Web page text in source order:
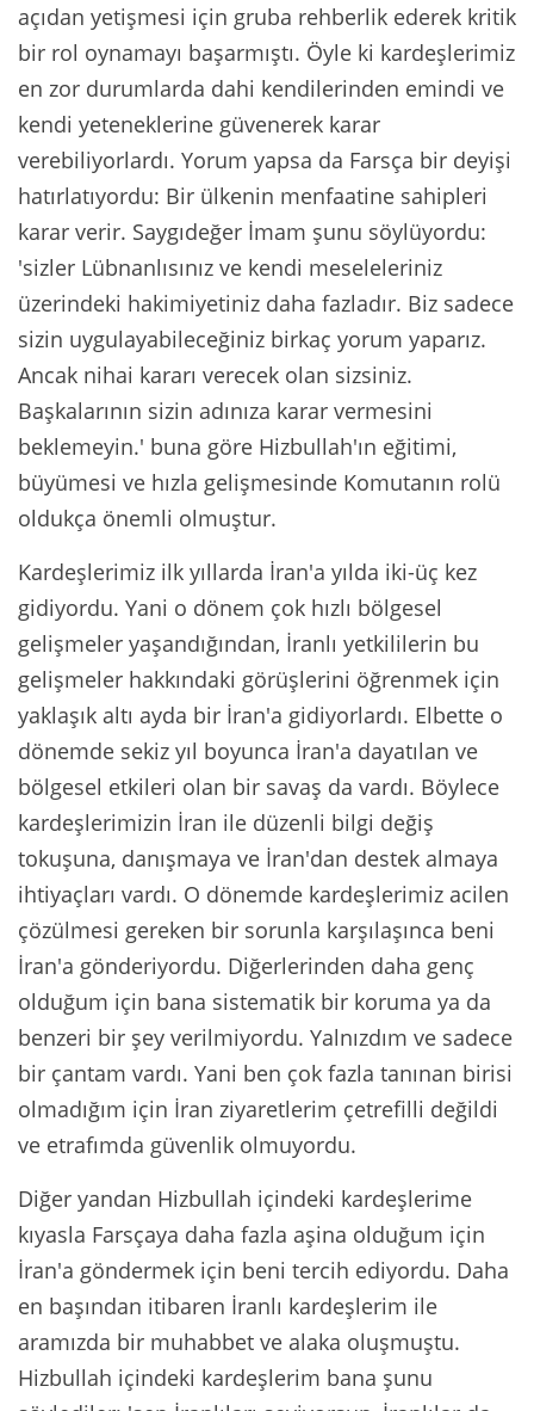
açıdan yetişmesi için gruba rehberlik ederek kritik
bir rol oynamayı başarmıştı. Öyle ki kardeşlerimiz
en zor durumlarda dahi kendilerinden emindi ve
kendi yeteneklerine güvenerek karar
verebiliyorlardı. Yorum yapsa da Farsça bir deyişi
hatırlatıyordu: Bir ülkenin menfaatine sahipleri
karar verir. Saygıdeğer İmam şunu söylüyordu:
'sizler Lübnanlısınız ve kendi meseleleriniz
üzerindeki hakimiyetiniz daha fazladır. Biz sadece
sizin uygulayabileceğiniz birkaç yorum yaparız.
Ancak nihai kararı verecek olan sizsiniz.
Başkalarının sizin adınıza karar vermesini
beklemeyin.' buna göre Hizbullah'ın eğitimi,
büyümesi ve hızla gelişmesinde Komutanın rolü
oldukça önemli olmuştur.
Kardeşlerimiz ilk yıllarda İran'a yılda iki-üç kez
gidiyordu. Yani o dönem çok hızlı bölgesel
gelişmeler yaşandığından, İranlı yetkililerin bu
gelişmeler hakkındaki görüşlerini öğrenmek için
yaklaşık altı ayda bir İran'a gidiyorlardı. Elbette o
dönemde sekiz yıl boyunca İran'a dayatılan ve
bölgesel etkileri olan bir savaş da vardı. Böylece
kardeşlerimizin İran ile düzenli bilgi değiş
tokuşuna, danışmaya ve İran'dan destek almaya
ihtiyaçları vardı. O dönemde kardeşlerimiz acilen
çözülmesi gereken bir sorunla karşılaşınca beni
İran'a gönderiyordu. Diğerlerinden daha genç
olduğum için bana sistematik bir koruma ya da
benzeri bir şey verilmiyordu. Yalnızdım ve sadece
bir çantam vardı. Yani ben çok fazla tanınan birisi
olmadığım için İran ziyaretlerim çetrefilli değildi
ve etrafımda güvenlik olmuyordu.
Diğer yandan Hizbullah içindeki kardeşlerime
kıyasla Farsçaya daha fazla aşina olduğum için
İran'a göndermek için beni tercih ediyordu. Daha
en başından itibaren İranlı kardeşlerim ile
aramızda bir muhabbet ve alaka oluşmuştu.
Hizbullah içindeki kardeşlerim bana şunu